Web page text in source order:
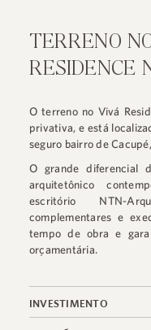
TERRENO
RESIDENCE
O terreno no Vivá
privativa, e está
seguro bairro de
O grande diferencial
arquitetônico
escritório NTN-
complementares e
tempo de obra e
orçamentária.
INVESTIMENTO